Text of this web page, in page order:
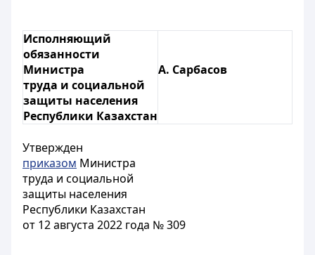
Исполняющий
обязанности
Министра
труда и социальной
защиты населения
Республики Казахстан
А. Сарбасов
Утвержден
приказом Министра
труда и социальной
защиты населения
Республики Казахстан
от 12 августа 2022 года № 309